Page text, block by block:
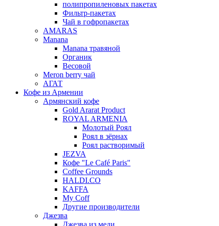
полипропиленовых пакетах
Фильтр-пакетах
Чай в гофропакетах
AMARAS
Manana
Manana травяной
Органик
Весовой
Meron berry чай
АГАТ
Кофе из Армении
Армянский кофе
Gold Ararat Product
ROYAL ARMENIA
Молотый Роял
Роял в зёрнах
Роял растворимый
JEZVA
Кофе "Le Café Paris"
Coffee Grounds
HALDI.CO
KAFFA
My Coff
Другие производители
Джезва
Джезва из меди